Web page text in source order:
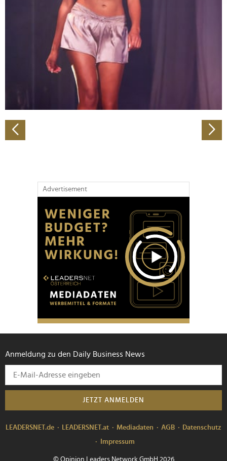
Abschnitt Einzelheiten
fest.
Wir verwenden Cookies, um Inhalte und Anzeigen zu
personalisieren, Funktionen für soziale Medien anbieten
zu können und die Zugriffe auf unsere Website zu
analysieren. Außerdem geben wir Informationen zu Ihrer
Verwendung unserer Website an unsere Partner für
soziale Medien, Werbung und Analysen weiter. Unsere
Partner führen diese Informationen möglicherweise mit
haben oder die sie im Rahmen Ihrer Nutzung der Dienste
gesammelt haben.
Advertisement
Anmeldung zu den Daily Business News
JETZT ANMELDEN
LEADERSNET.de LEADERSNET.at Mediadaten AGB
Datenschutz
Impressum